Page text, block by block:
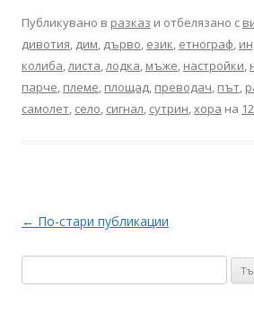
Публикувано в разказ и отбелязано с
дивотия, дим, дърво, език, етнограф,
колиба,листа,лодка, мъже, настройки,
парче, племе, площад, преводач, път,
самолет, село, сигнал, сутрин,хора на
Навигация
← По-стари публикации
за: